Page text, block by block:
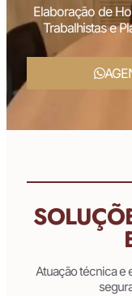
Elaboração de
Trabalhistas e
Atuação técnica e